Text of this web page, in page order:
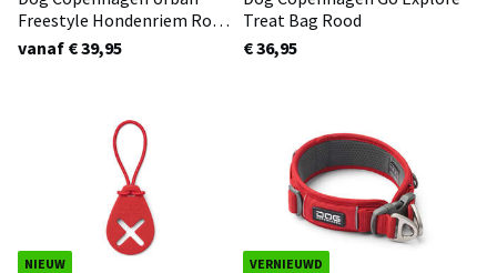
Freestyle Hondenriem Rood
3.0
vanaf € 39,95
Treat Bag Rood
€ 36,95
NIEUW VERNIEUWD